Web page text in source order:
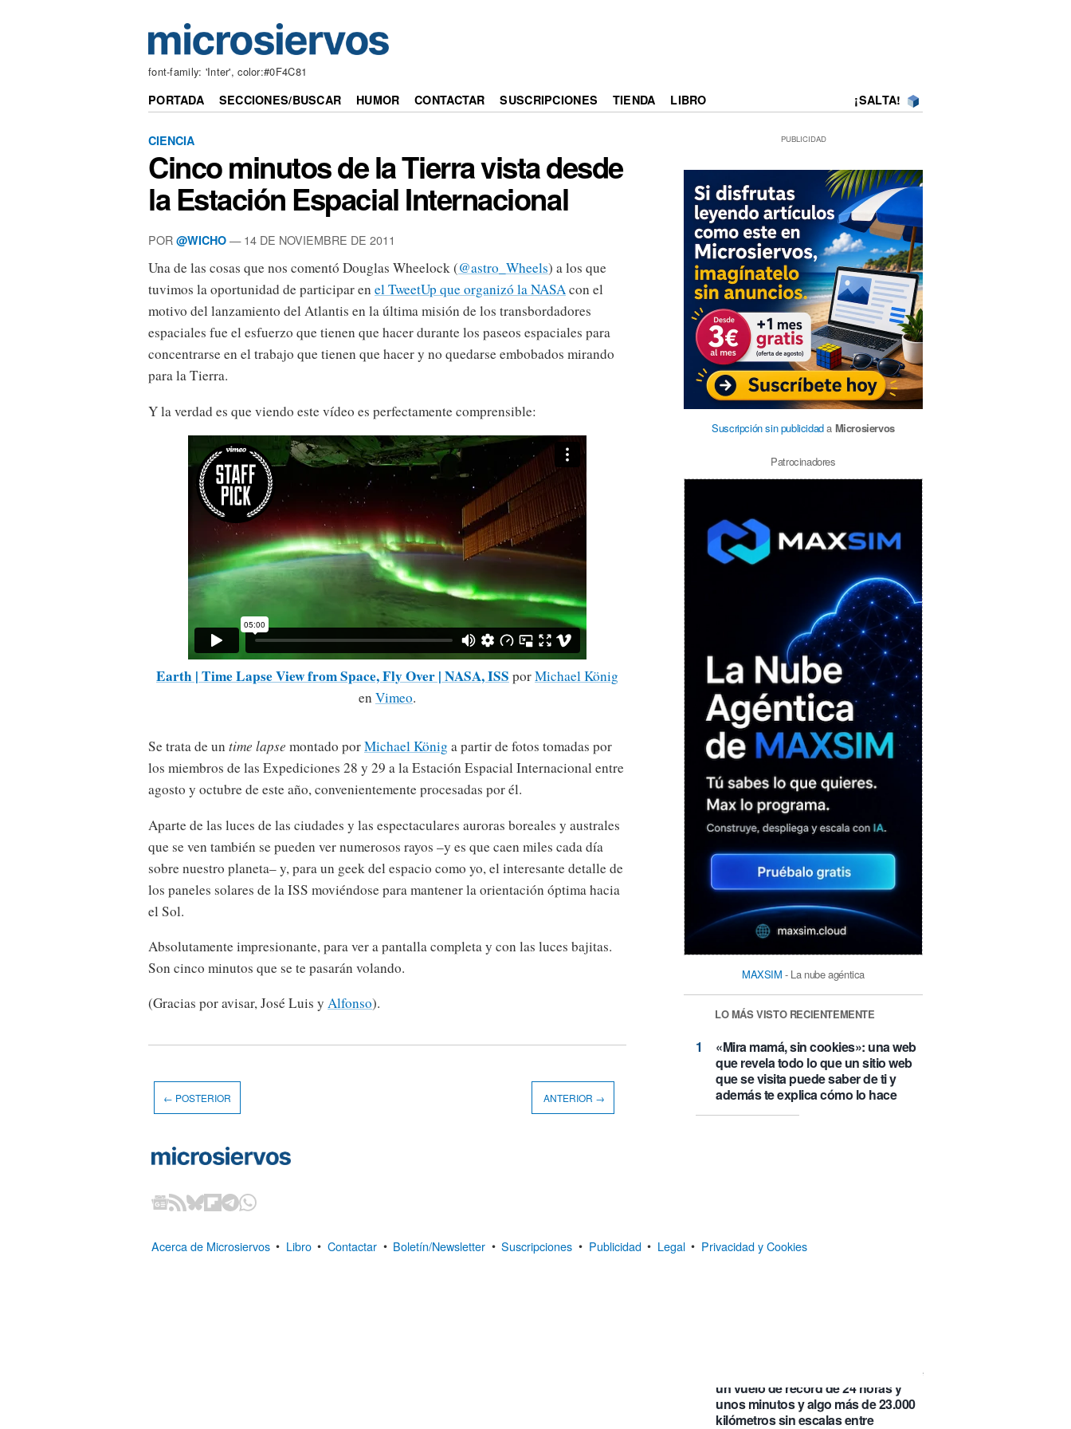
font-family: 'Inter', color:#0F4C81
PORTADA SECCIONES/BUSCAR HUMOR CONTACTAR SUSCRIPCIONES TIENDA LIBRO ¡SALTA!
CIENCIA
Cinco minutos de la Tierra vista desde
la Estación Espacial Internacional
POR @WICHO — 14 DE NOVIEMBRE DE 2011
Una de las cosas que nos comentó Douglas Wheelock (@astro_Wheels) a los que
tuvimos la oportunidad de participar enel TweetUp que organizó la NASAcon el
motivo del lanzamiento del Atlantis en la última misión de los transbordadores
espaciales fue el esfuerzo que tienen que hacer durante los paseos espaciales para
concentrarse en el trabajo que tienen que hacer y no quedarse embobados mirando
para la Tierra.
Y la verdad es que viendo este vídeo es perfectamente comprensible:
Earth | Time Lapse View from Space, Fly Over | NASA, ISS porMichael König
enVimeo.
Se trata de untime lapse montado porMichael König a partir de fotos tomadas por
los miembros de las Expediciones 28 y 29 a la Estación Espacial Internacional entre
agosto y octubre de este año, convenientemente procesadas por él.
Aparte de las luces de las ciudades y las espectaculares auroras boreales y australes
que se ven también se pueden ver numerosos rayos –y es que caen miles cada día
sobre nuestro planeta– y, para un geek del espacio como yo, el interesante detalle de
los paneles solares de la ISS moviéndose para mantener la orientación óptima hacia
el Sol.
Absolutamente impresionante, para ver a pantalla completa y con las luces bajitas.
Son cinco minutos que se te pasarán volando.
(Gracias por avisar, José Luis y Alfonso).
PUBLICIDAD
Suscripción sin publicidada Microsiervos
Patrocinadores
MAXSIM - La nube agéntica
LO MÁS VISTO RECIENTEMENTE
«Mira mamá, sin cookies»: una web
que revela todo lo que un sitio web
que se visita puede saber de ti y
además te explica cómo lo hace
Zelda de Nintendo muestra cómo se
acompañaban los juegos antes de
un vuelo de récord de 24 horas y
unos minutos y algo más de 23.000
kilómetros sin escalas entre
← POSTERIOR ANTERIOR →
Acerca de Microsiervos • Libro • Contactar • Boletín/Newsletter • Suscripciones • Publicidad • Legal • Privacidad y Cookies